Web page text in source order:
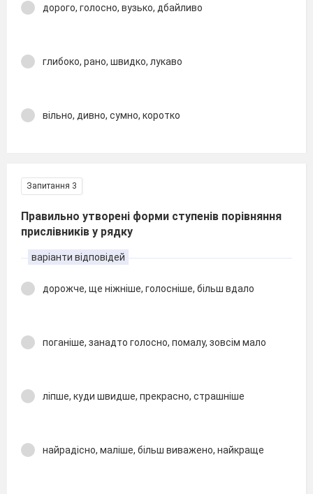
дорого, голосно, вузько, дбайливо
глибоко, рано, швидко, лукаво
вільно, дивно, сумно, коротко
Запитання 3
Правильно утворені форми ступенів порівняння
прислівників у рядку
варіанти відповідей
дорожче, ще ніжніше, голосніше, більш вдало
поганіше, занадто голосно, помалу, зовсім мало
ліпше, куди швидше, прекрасно, страшніше
найрадісно, маліше, більш виважено, найкраще